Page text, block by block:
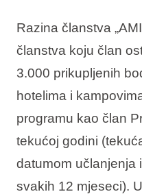
Razina članstva
članstva koju član
3.000 prikupljenih
hotelima i
programu kao član
tekućoj godini
datumom učlanjenja
svakih 12 mjeseci).